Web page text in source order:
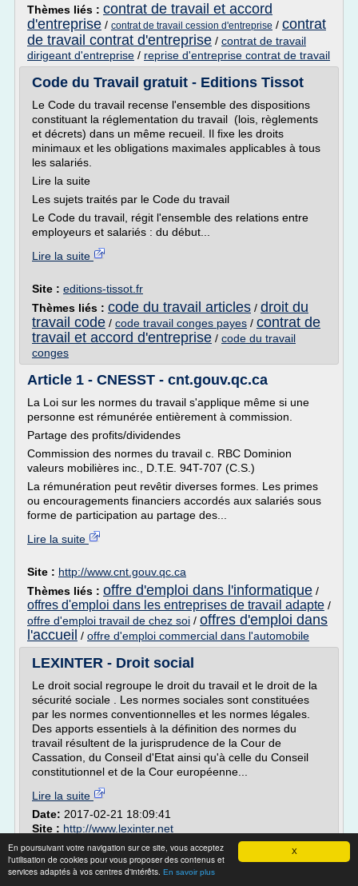
X
En poursuivant votre navigation sur ce site, vous acceptez
l'utilisation de cookies pour vous proposer des contenus et
services adaptés à vos centres d'intérêts. En savoir plus
Thèmes liés : contrat de travail et accord
d'entreprise / contrat de travail cession d'entreprise / contrat
de travail contrat d'entreprise / contrat de travail
dirigeant d'entreprise / reprise d'entreprise contrat de travail
Code du Travail gratuit - Editions Tissot
Le Code du travail recense l'ensemble des dispositions
constituant la réglementation du travail (lois, règlements
et décrets) dans un même recueil. Il fixe les droits
minimaux et les obligations maximales applicables à tous
les salariés.
Lire la suite
Les sujets traités par le Code du travail
Le Code du travail, régit l'ensemble des relations entre
employeurs et salariés : du début...
Lire la suite
Site : editions-tissot.fr
Thèmes liés : code du travail articles / droit du
travail code / code travail conges payes / contrat de
travail et accord d'entreprise / code du travail
conges
Article 1 - CNESST - cnt.gouv.qc.ca
La Loi sur les normes du travail s'applique même si une
personne est rémunérée entièrement à commission.
Partage des profits/dividendes
Commission des normes du travail c. RBC Dominion
valeurs mobilières inc., D.T.E. 94T-707 (C.S.)
La rémunération peut revêtir diverses formes. Les primes
ou encouragements financiers accordés aux salariés sous
forme de participation au partage des...
Lire la suite
Site : http://www.cnt.gouv.qc.ca
Thèmes liés : offre d'emploi dans l'informatique /
offres d'emploi dans les entreprises de travail adapte /
offre d'emploi travail de chez soi / offres d'emploi dans
l'accueil / offre d'emploi commercial dans l'automobile
LEXINTER - Droit social
Le droit social regroupe le droit du travail et le droit de la
sécurité sociale . Les normes sociales sont constituées
par les normes conventionnelles et les normes légales.
Des apports essentiels à la définition des normes du
travail résultent de la jurisprudence de la Cour de
Cassation, du Conseil d'Etat ainsi qu'à celle du Conseil
constitutionnel et de la Cour européenne...
Lire la suite
Date: 2017-02-21 18:09:41
Site : http://www.lexinter.net
Thèmes liés :droit du travail code /
contrat de
travail cours droit/evolution de l'organisation du
travail en france/conditions de travail dans l